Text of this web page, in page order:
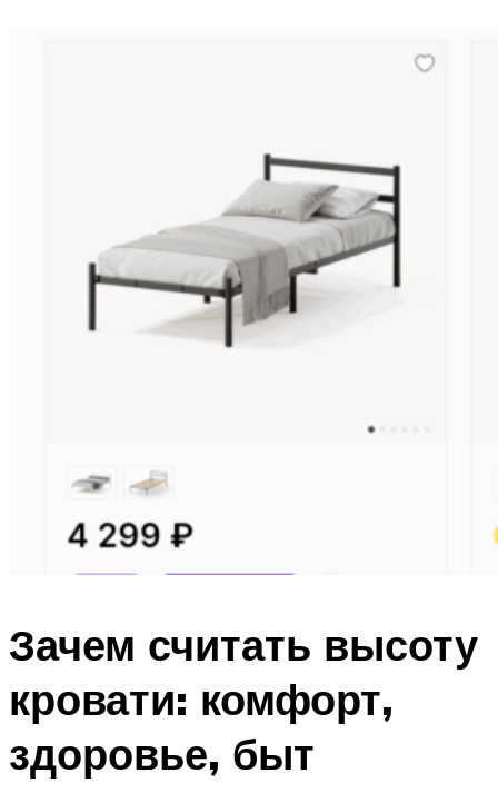
Зачем считать высоту
кровати: комфорт,
здоровье, быт